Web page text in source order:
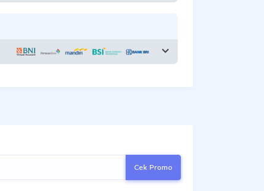
Cek Promo